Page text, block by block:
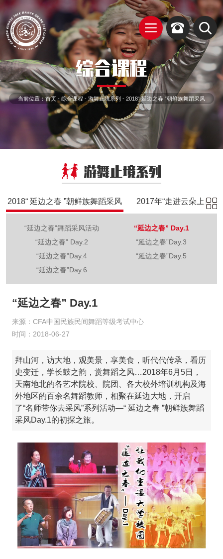
综合课程
当前位置： 首页 - 综合课程 - 游舞止境系列 - 2018“ 延边之春 ”朝鲜族舞蹈采风
游舞止境系列
2018“ 延边之春 ”朝鲜族舞蹈采风
“延边之春”舞蹈采风活动
“延边之春” Day.1
“延边之春” Day.2
“延边之春”Day.3
“延边之春”Day.4
“延边之春”Day.5
“延边之春”Day.6
2017年“走进云朵上的尔
“延边之春” Day.1
来源：CFA中国民族民间舞蹈等级考试中心
时间：2018-06-27
拜山河，访大地，观美景，享美食，听代代传承，看历
史变迁，学长鼓之韵，赏舞蹈之风…2018年6月5日，
天南地北的各艺术院校、院团、各大校外培训机构及海
外地区的百余名舞蹈教师，相聚在延边大地，开启
了“名师带你去采风”系列活动—“ 延边之春 ”朝鲜族舞蹈
采风Day.1的初探之旅。